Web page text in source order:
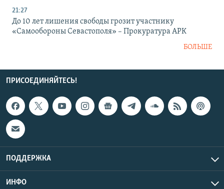
21:27
До 10 лет лишения свободы грозит участнику
«Самообороны Севастополя» – Прокуратура АРК
БОЛЬШЕ
ПРИСОЕДИНЯЙТЕСЬ!
ПОДДЕРЖКА
ИНФО